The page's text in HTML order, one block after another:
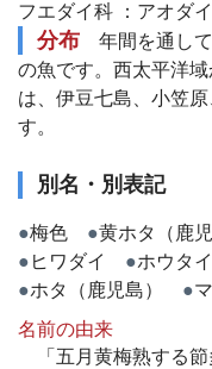
フエダイ科 ： アオダ
分布 年間を通して
の魚です。西太平洋
は、伊豆七島、小笠
す。
別名・別表記
●梅色 ●黄ホタ（鹿
● ヒワダイ ●ホウタ
●ホタ（鹿児島） ●
名前の由来
「五月黄梅熟する節